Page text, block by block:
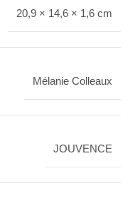
20,9 × 14,6 × 1,6 cm
Mélanie Colleaux
JOUVENCE